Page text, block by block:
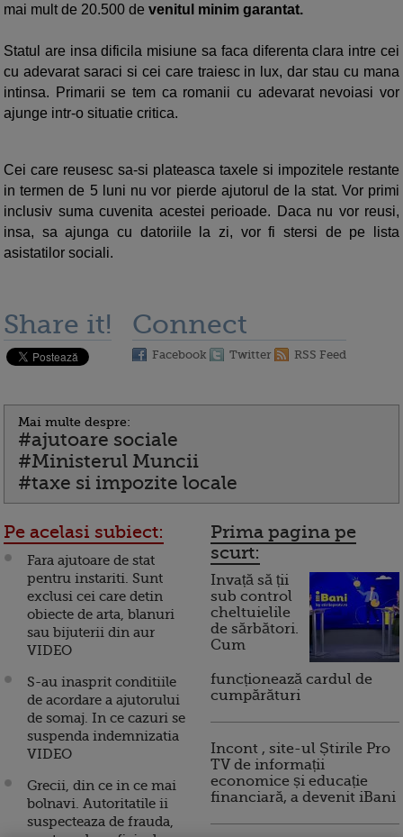
mai mult de 20.500 de venitul minim garantat.
Statul are insa dificila misiune sa faca diferenta clara intre cei
cu adevarat saraci si cei care traiesc in lux, dar stau cu mana
intinsa. Primarii se tem ca romanii cu adevarat nevoiasi vor
ajunge intr-o situatie critica.
Cei care reusesc sa-si plateasca taxele si impozitele restante
in termen de 5 luni nu vor pierde ajutorul de la stat. Vor primi
inclusiv suma cuvenita acestei perioade. Daca nu vor reusi,
insa, sa ajunga cu datoriile la zi, vor fi stersi de pe lista
asistatilor sociali.
Share it! Connect
Facebook Twitter RSS Feed
Mai multe despre:
#ajutoare sociale
#Ministerul Muncii
#taxe si impozite locale
Pe acelasi subiect:
Fara ajutoare de stat
pentru instariti. Sunt
exclusi cei care detin
obiecte de arta, blanuri
sau bijuterii din aur
VIDEO
S-au inasprit conditiile
de acordare a ajutorului
de somaj. In ce cazuri se
suspenda indemnizatia
VIDEO
Grecii, din ce in ce mai
bolnavi. Autoritatile ii
suspecteaza de frauda,
Prima pagina pe
scurt:
Invață să ții
sub control
cheltuielile
de sărbători.
Cum
funcționează cardul de
cumpărături
Incont , site-ul Știrile Pro
TV de informații
economice și educație
financiară, a devenit iBani